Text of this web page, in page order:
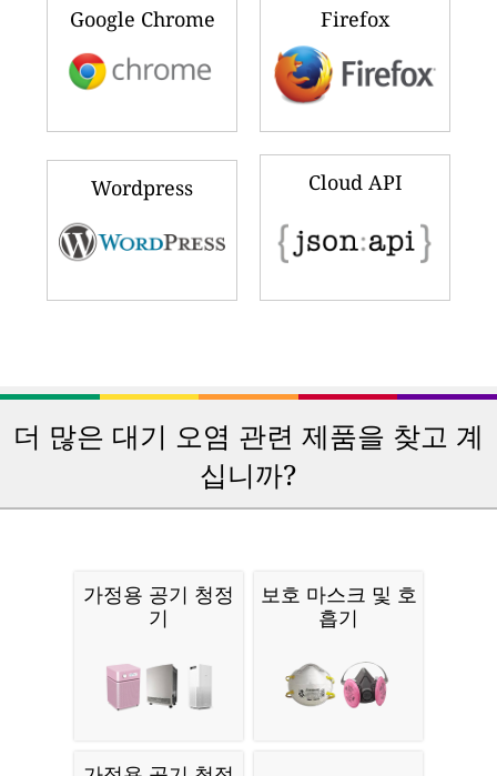
Google Chrome Firefox
Wordpress Cloud API
더 많은 대기 오염 관련 제품을 찾고 계
십니까?
가정용 공기 청정
기
보호 마스크 및 호
흡기